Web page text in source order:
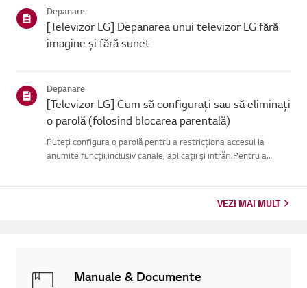
Depanare
[Televizor LG] Depanarea unui televizor LG fără
imagine și fără sunet
Depanare
[Televizor LG] Cum să configurați sau să eliminați
o parolă (folosind blocarea parentală)
Puteți configura o parolă pentru a restricționa accesul la
anumite funcții,inclusiv canale, aplicații și intrări.Pentru a
VEZI MAI MULT
Manuale & Documente